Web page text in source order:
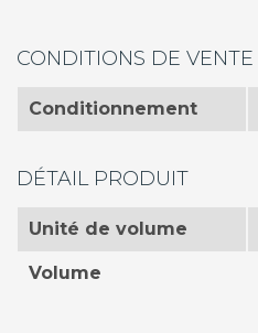
CONDITIONS DE VENTE
Conditionnement
DÉTAIL PRODUIT
Unité de volume
Volume